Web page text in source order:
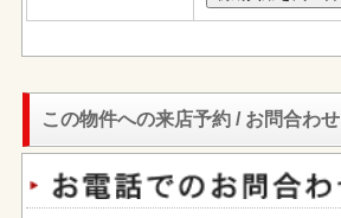
この物件への来店予約 / お問合わせ